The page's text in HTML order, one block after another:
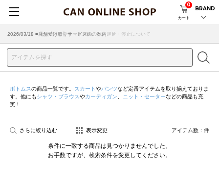
カート
0
BRAND
2026/07/29 ■【お知らせ】ヤマト運輸の配送遅延・停止について
2026/03/18 ■店舗受け取りサービスのご案内
ボトムスの商品一覧です。 スカート やパンツなど定番アイテムを取り揃えておりま
す。他にもシャツ・ブラウスやカーディガン ニット・セーターなどの商品も充
実！
さらに絞り込む 表示変更 アイテム数： 件
条件に一致する商品は見つかりませんでした。
お手数ですが、検索条件を変更してください。